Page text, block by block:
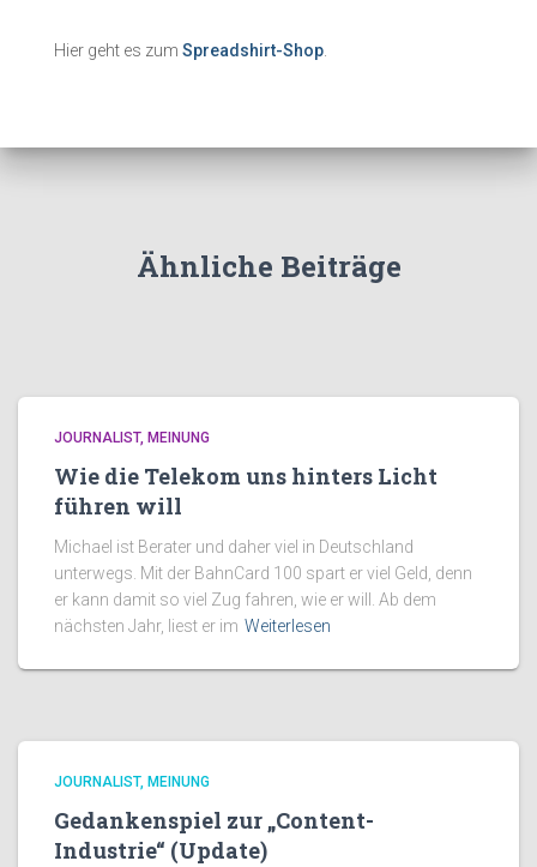
Hier geht es zum Spreadshirt-Shop.
Ähnliche Beiträge
JOURNALIST MEINUNG
Wie die Telekom uns hinters Licht
führen will
Michael ist Berater und daher viel in Deutschland
unterwegs. Mit der BahnCard 100 spart er viel Geld, denn
er kann damit so viel Zug fahren, wie er will. Ab dem
nächsten Jahr, liest er im Weiterlesen
JOURNALIST MEINUNG
Gedankenspiel zur „Content-
Industrie“ (Update)